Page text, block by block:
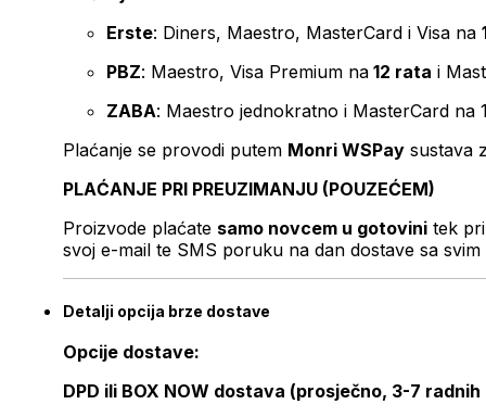
Erste: Diners, Maestro, MasterCard i Visa na
PBZ: Maestro, Visa Premium na 12 rata i
ZABA: Maestro jednokratno i MasterCard na
Plaćanje se provodi putem Monri WSPay sustava
PLAĆANJE PRI PREUZIMANJU (POUZEĆEM)
Proizvode plaćate samo novcem u gotovini tek
svoj e-mail te SMS poruku na dan dostave sa svim
Detalji opcija brze dostave
Opcije dostave:
DPD ili BOX NOW dostava (prosječno, 3-7 radnih